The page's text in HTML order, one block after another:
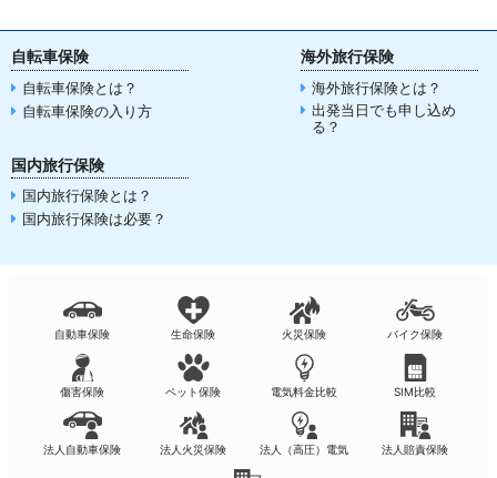
自転車保険
自転車保険とは？
自転車保険の入り方
海外旅行保険
海外旅行保険とは？
出発当日でも申し込め
る？
国内旅行保険
国内旅行保険とは？
国内旅行保険は必要？
自動車保険 生命保険 火災保険 バイク保険
傷害保険 ペット保険 電気料金比較 SIM比較
法人自動車保険 法人火災保険 法人（高圧）電気 法人賠責保険